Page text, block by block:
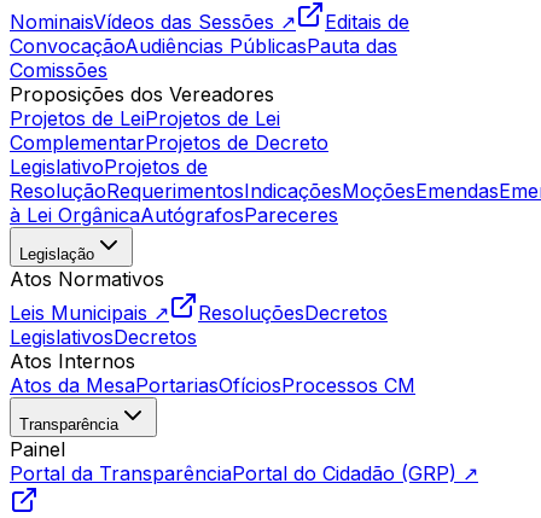
NominaisVídeos das Sessões ↗
Editais de
ConvocaçãoAudiências PúblicasPauta das
Comissões
Proposições dos Vereadores
Projetos de LeiProjetos de Lei
ComplementarProjetos de Decreto
LegislativoProjetos de
ResoluçãoRequerimentosIndicaçõesMoçõesEmendas
à Lei OrgânicaAutógrafosPareceres
Legislação
Atos Normativos
Leis Municipais ↗
ResoluçõesDecretos
LegislativosDecretos
Atos Internos
Atos da MesaPortariasOfíciosProcessos CM
Transparência
Painel
Portal da TransparênciaPortal do Cidadão (GRP) ↗